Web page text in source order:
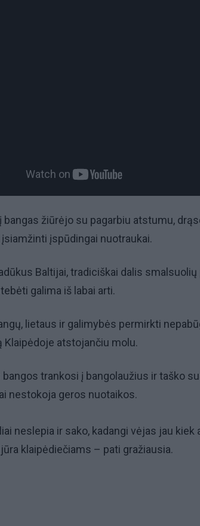
bangas žiūrėjo su pagarbiu atstumu,
įspūdingai nuotraukai.
Baltijai, tradiciškai dalis smalsuolių
galima iš labai arti.
lietaus ir galimybės permirkti
Klaipėdoje atstojančiu molu.
bangos trankosi į bangolaužius ir taško
nestokoja geros nuotaikos.
neslepia ir sako, kadangi vėjas jau kiek
klaipėdiečiams – pati gražiausia.